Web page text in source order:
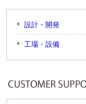
設計・開発
工場・設備